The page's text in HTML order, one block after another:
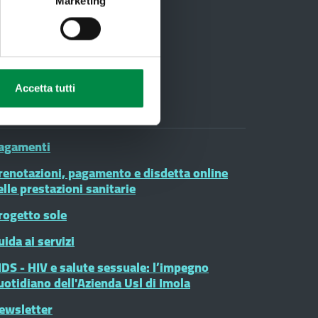
Accetta tutti
on line
pagamento e disdetta online
prestazioni sanitarie
sole
ai servizi
- HIV e salute sessuale: l’impegno
dell'Azienda Usl di Imola